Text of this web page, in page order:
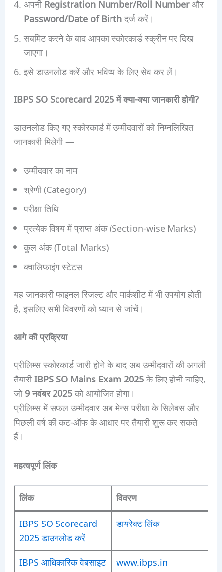
अपनीRegistration Number/Roll Numberऔर
Password/Date of Birthदर्ज करें।
सबमिट करने के बाद आपका स्कोरकार्ड स्क्रीन पर दिख
जाएगा।
इसे डाउनलोड करें और भविष्य के लिए सेव कर लें।
IBPS SO Scorecard 2025 में क्या-क्या जानकारी होगी?
डाउनलोड किए गए स्कोरकार्ड में उम्मीदवारों को निम्नलिखित
जानकारी मिलेगी —
उम्मीदवार का नाम
श्रेणी (Category)
परीक्षा तिथि
प्रत्येक विषय में प्राप्त अंक (Section-wise Marks)
कुल अंक (Total Marks)
क्वालिफाइंग स्टेटस
यह जानकारी फाइनल रिजल्ट और मार्कशीट में भी उपयोग होती
है, इसलिए सभी विवरणों को ध्यान से जांचें।
आगे की प्रक्रिया
प्रीलिम्स स्कोरकार्ड जारी होने के बाद अब उम्मीदवारों की अगली
तैयारीIBPS SO Mains Exam 2025के लिए होनी चाहिए,
जो9 नवंबर 2025को आयोजित होगा।
प्रीलिम्स में सफल उम्मीदवार अब मेन्स परीक्षा के सिलेबस और
पिछली वर्ष की कट-ऑफ के आधार पर तैयारी शुरू कर सकते
हैं।
महत्वपूर्ण लिंक
लिंक विवरण
IBPS SO Scorecard
2025 डाउनलोड करें
डायरेक्ट लिंक
IBPS आधिकारिक वेबसाइट www.ibps.in